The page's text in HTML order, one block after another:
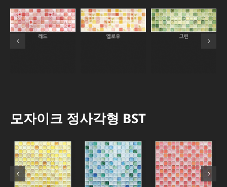
모자이크 정사각형 BST